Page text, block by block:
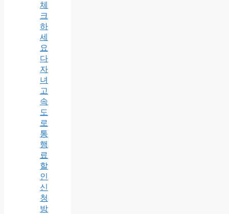
체
크
하
세
요
다
자
녀
고
속
도
로
통
행
료
할
인
신
청
방